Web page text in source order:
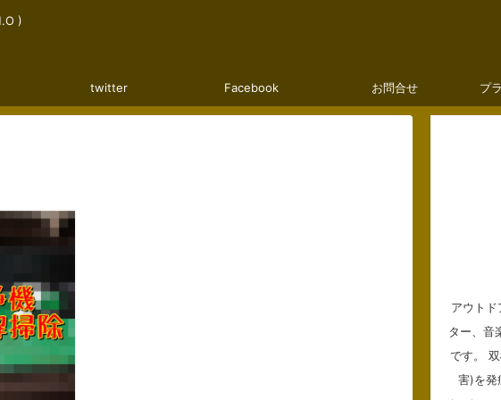
)
twitter Facebook お問合せ プ
アウトド
ター、音
です。
害)を発